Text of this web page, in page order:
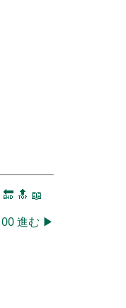
🔚 🔝 📖
00進む ▶